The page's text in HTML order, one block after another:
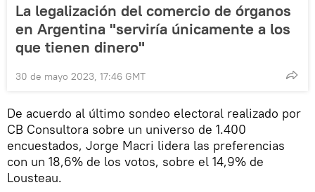
La legalización del comercio de órganos
en Argentina "serviría únicamente a los
que tienen dinero"
30 de mayo 2023, 17:46 GMT
De acuerdo al último sondeo electoral realizado por
CB Consultora sobre un universo de 1.400
encuestados, Jorge Macri lidera las preferencias
con un 18,6% de los votos, sobre el 14,9% de
Lousteau.